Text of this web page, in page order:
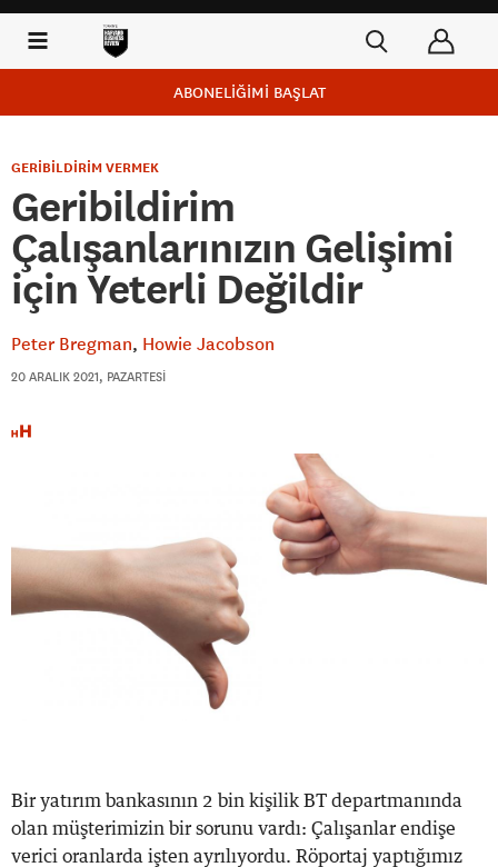
ABONELİĞİMİ BAŞLAT
GERİBİLDİRİM VERMEK
Geribildirim
Çalışanlarınızın Gelişimi
için Yeterli Değildir
Peter Bregman Howie Jacobson
20 ARALIK 2021, PAZARTESI
Bir yatırım bankasının 2 bin kişilik BT departmanında
olan müşterimizin bir sorunu vardı: Çalışanlar endişe
verici oranlarda işten ayrılıyordu. Röportaj yaptığımız